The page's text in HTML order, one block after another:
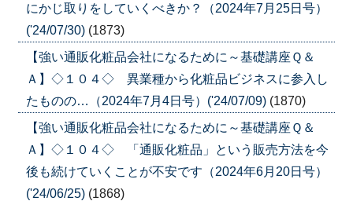
にかじ取りをしていくべきか？（2024年7月25日号）
('24/07/30) (1873)
【強い通販化粧品会社になるために～基礎講座Ｑ＆
Ａ】◇１０４◇ 異業種から化粧品ビジネスに参入し
たものの…（2024年7月4日号）('24/07/09) (1870)
【強い通販化粧品会社になるために～基礎講座Ｑ＆
Ａ】◇１０４◇ 「通販化粧品」という販売方法を今
後も続けていくことが不安です（2024年6月20日号）
('24/06/25) (1868)